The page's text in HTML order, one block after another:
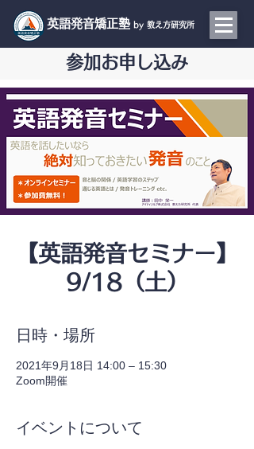
​英語発音矯正塾 by 教え方研究所
参加お申し込み
【英語発音セミナー】
9/18（土）
日時・場所
2021年9月18日 14:00 – 15:30
Zoom開催
イベントについて